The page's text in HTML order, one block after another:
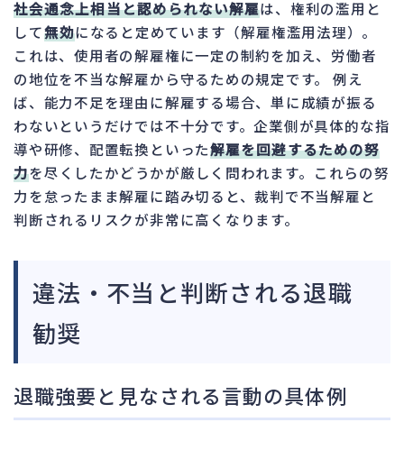
社会通念上相当と認められない解雇は、権利の濫用と
して無効になると定めています（解雇権濫用法理）。
これは、使用者の解雇権に一定の制約を加え、労働者
の地位を不当な解雇から守るための規定です。 例え
ば、能力不足を理由に解雇する場合、単に成績が振る
わないというだけでは不十分です。企業側が具体的な指
導や研修、配置転換といった解雇を回避するための努
力を尽くしたかどうかが厳しく問われます。これらの努
力を怠ったまま解雇に踏み切ると、裁判で不当解雇と
判断されるリスクが非常に高くなります。
違法・不当と判断される退職
勧奨
退職強要と見なされる言動の具体例